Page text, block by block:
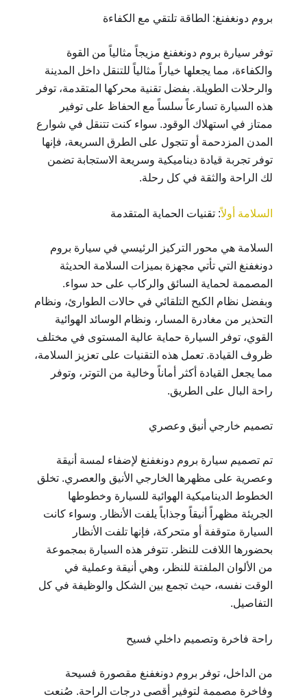
بروم دونغفنغ: الطاقة تلتقي مع الكفاءة
توفر سيارة بروم دونغفنغ مزيجاً مثالياً من القوة
والكفاءة، مما يجعلها خياراً مثالياً للتنقل داخل المدينة
والرحلات الطويلة. بفضل تقنية محركها المتقدمة، توفر
هذه السيارة تسارعاً سلساً مع الحفاظ على توفير
ممتاز في استهلاك الوقود. سواء كنت تتنقل في شوارع
المدن المزدحمة أو تتجول على الطرق السريعة، فإنها
توفر تجربة قيادة ديناميكية وسريعة الاستجابة تضمن
لك الراحة والثقة في كل رحلة.
السلامة أولاً: تقنيات الحماية المتقدمة
السلامة هي محور التركيز الرئيسي في سيارة بروم
دونغفنغ التي تأتي مجهزة بميزات السلامة الحديثة
المصممة لحماية السائق والركاب على حد سواء.
وبفضل نظام الكبح التلقائي في حالات الطوارئ، ونظام
التحذير من مغادرة المسار، ونظام الوسائد الهوائية
القوي، توفر السيارة حماية عالية المستوى في مختلف
ظروف القيادة. تعمل هذه التقنيات على تعزيز السلامة،
مما يجعل القيادة أكثر أماناً وخالية من التوتر، وتوفر
راحة البال على الطريق.
تصميم خارجي أنيق وعصري
تم تصميم سيارة بروم دونغفنغ لإضفاء لمسة أنيقة
وعصرية على مظهرها الخارجي الأنيق والعصري. تخلق
الخطوط الديناميكية الهوائية للسيارة وخطوطها
الجريئة مظهراً أنيقاً وجذاباً يلفت الأنظار. وسواء كانت
السيارة متوقفة أو متحركة، فإنها تلفت الأنظار
بحضورها اللافت للنظر. تتوفر هذه السيارة بمجموعة
من الألوان الملفتة للنظر، وهي أنيقة وعملية في
الوقت نفسه، حيث تجمع بين الشكل والوظيفة في كل
التفاصيل.
راحة فاخرة وتصميم داخلي فسيح
من الداخل، توفر بروم دونغفنغ مقصورة فسيحة
وفاخرة مصممة لتوفير أقصى درجات الراحة. صُنعت